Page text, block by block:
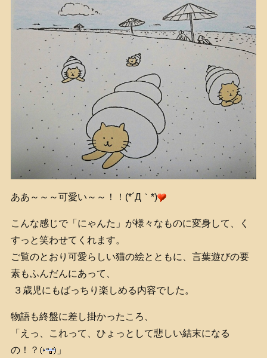
ああ～～～可愛い～～！！(*´Д｀*)
こんな感じで「にゃんた」が様々なものに変身して、く
すっと笑わせてくれます。
ご覧のとおり可愛らしい猫の絵とともに、言葉遊びの要
素もふんだんにあって、
３歳児にもばっちり楽しめる内容でした。
物語も終盤に差し掛かったころ、
「えっ、これって、ひょっとして悲しい結末になる
の！？
」